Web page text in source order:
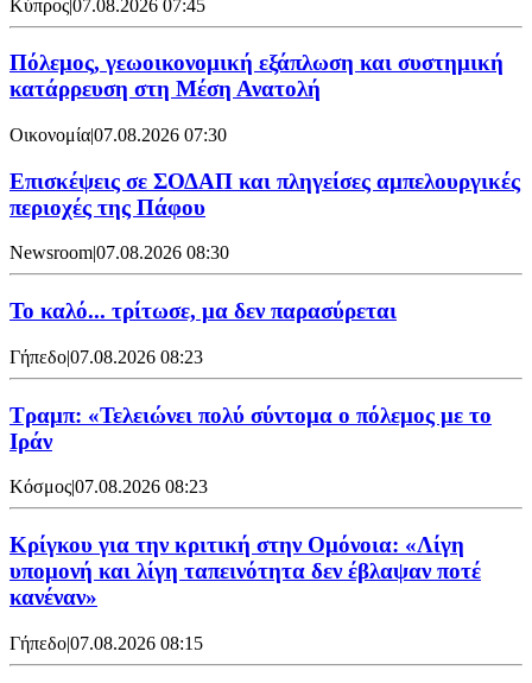
Κύπρος07.08.2026 07:45
Πόλεμος, γεωοικονομική εξάπλωση και συστημική
κατάρρευση στη Μέση Ανατολή
Οικονομία|07.08.2026 07:30
Επισκέψεις σε ΣΟΔΑΠ και πληγείσες αμπελουργικές
περιοχές της Πάφου
Newsroom|07.08.2026 08:30
Το καλό... τρίτωσε, μα δεν παρασύρεται
Γήπεδο|07.08.2026 08:23
Τραμπ: «Τελειώνει πολύ σύντομα ο πόλεμος με το
Ιράν
Κόσμος|07.08.2026 08:23
Κρίγκου για την κριτική στην Ομόνοια: «Λίγη
υπομονή και λίγη ταπεινότητα δεν έβλαψαν ποτέ
κανέναν»
Γήπεδο|07.08.2026 08:15